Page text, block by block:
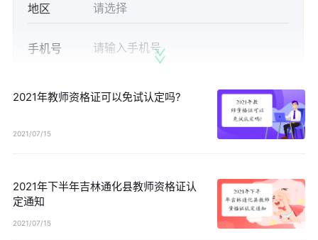
地区
手机号
2021年教师资格证可以免试认定吗?
2021/07/15
2021年下半年吉林通化县教师资格证认
定通知
2021/07/15